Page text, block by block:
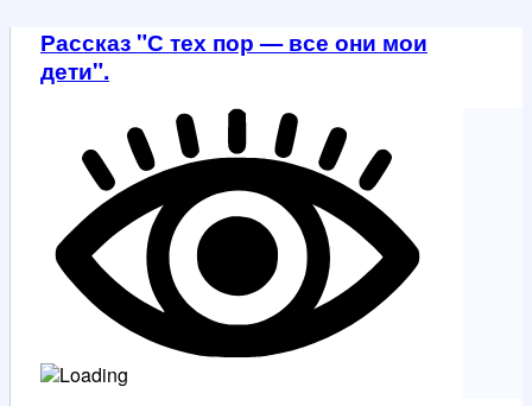
Рассказ "С тех пор — все они мои
дети".